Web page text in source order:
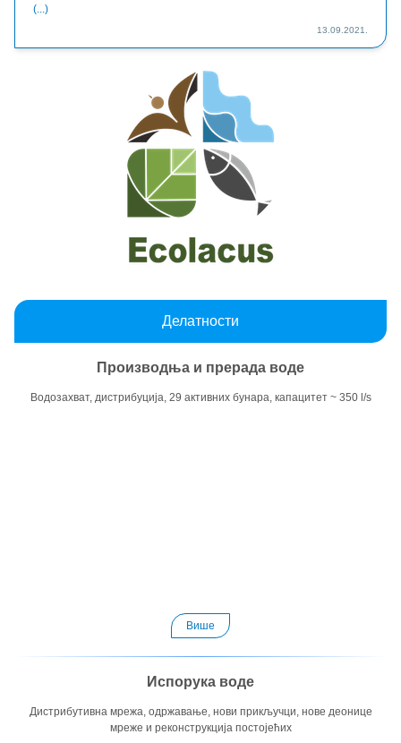
(...)
13.09.2021.
Делатности
Производња и прерада воде
Водозахват, дистрибуција, 29 активних бунара, капацитет ~ 350 l/s
Више
Испорука воде
Дистрибутивна мрежа, одржавање, нови прикључци, нове деонице
мреже и реконструкција постојећих